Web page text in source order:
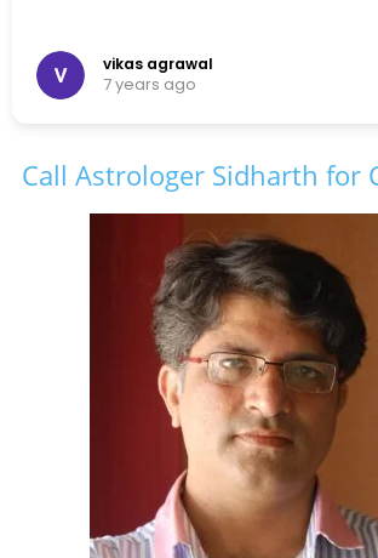
vikas agrawal
7 years ago
Call Astrologer Sidharth for